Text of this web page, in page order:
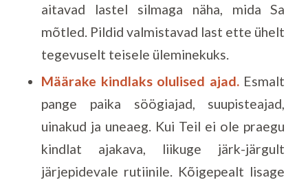
aitavad lastel silmaga näha, mida Sa
mõtled. Pildid valmistavad last ette ühelt
tegevuselt teisele üleminekuks.
Määrake kindlaks olulised ajad. Esmalt
pange paika söögiajad, suupisteajad,
uinakud ja uneaeg. Kui Teil ei ole praegu
kindlat ajakava, liikuge järk-järgult
järjepidevale rutiinile. Kõigepealt lisage